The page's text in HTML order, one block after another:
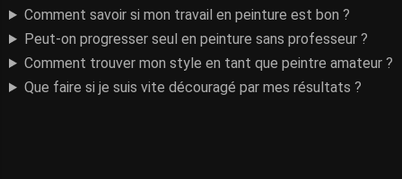
Comment savoir si mon travail en peinture est bon ?
Peut-on progresser seul en peinture sans professeur ?
Comment trouver mon style en tant que peintre amateur ?
Que faire si je suis vite découragé par mes résultats ?